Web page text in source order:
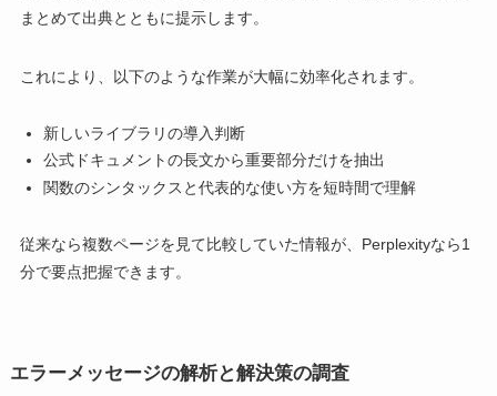
まとめて出典とともに提示します。
これにより、以下のような作業が大幅に効率化されます。
新しいライブラリの導入判断
公式ドキュメントの長文から重要部分だけを抽出
関数のシンタックスと代表的な使い方を短時間で理解
従来なら複数ページを見て比較していた情報が、Perplexityなら1
分で要点把握できます。
エラーメッセージの解析と解決策の調査